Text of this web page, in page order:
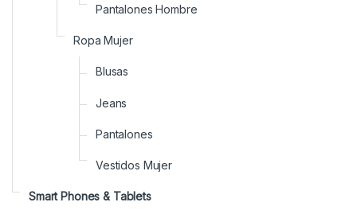
Pantalones Hombre
Ropa Mujer
Blusas
Jeans
Pantalones
Vestidos Mujer
Smart Phones & Tablets